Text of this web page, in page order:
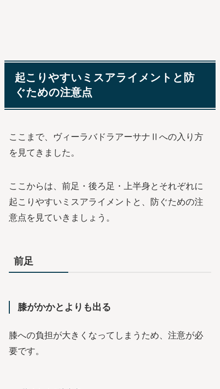
起こりやすいミスアライメントと防
ぐための注意点
ここまで、ヴィーラバドラアーサナⅡへの入り方
を見てきました。
ここからは、前足・後ろ足・上半身とそれぞれに
起こりやすいミスアライメントと、防ぐための注
意点を見ていきましょう。
前足
膝がかかとよりも出る
膝への負担が大きくなってしまうため、注意が必
要です。